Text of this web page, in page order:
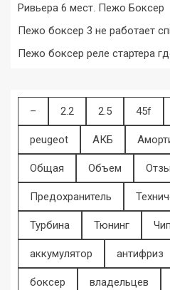
Ривьера 6 мест. Пежо Боксер
Пежо боксер 3 не работает
Пежо боксер реле стартера
– 2.2 2.5 45f
peugeot АКБ
Общая Объем
Предохранитель
Турбина Тюнинг Чип
аккумулятор антифриз
боксер владельцев